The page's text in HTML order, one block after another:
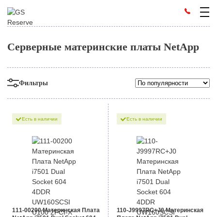
Серверные материнские платы NetApp
Фильтры
Есть в наличии
111-00200 Материнская Плата
Есть в наличии
110-J9997RC+J0 Материнская